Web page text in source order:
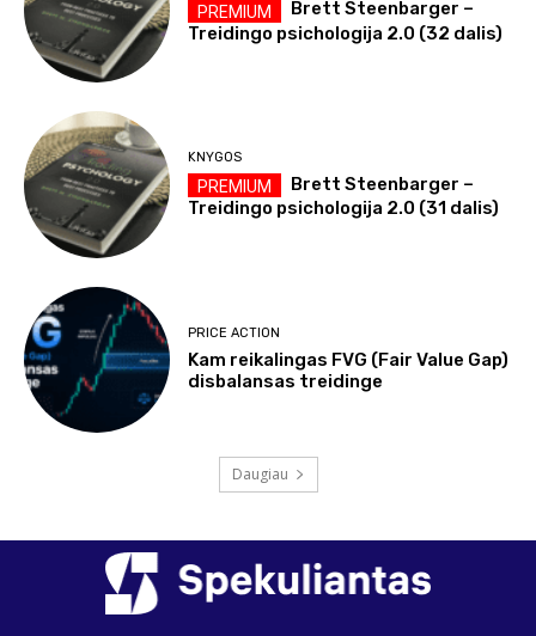
Brett Steenbarger –
Treidingo psichologija 2.0 (32 dalis)
KNYGOS
Brett Steenbarger –
Treidingo psichologija 2.0 (31 dalis)
PRICE ACTION
Kam reikalingas FVG (Fair Value Gap)
disbalansas treidinge
Daugiau